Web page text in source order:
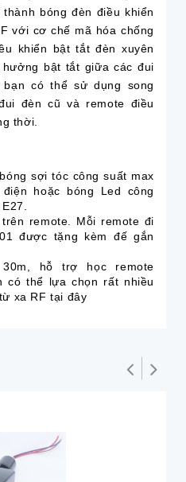
bóng đèn điều khiển
với cơ chế mã hóa chống
khiển bật tắt đèn xuyên
bật tắt giữa các đui
có thể sử dụng song
đèn cũ và remote điều
thời.
sợi tóc công suất max
hoặc bóng Led công
remote. Mỗi remote đi
được tặng kèm đế gắn
hỗ trợ học remote
có thể lựa chọn rất nhiều
xa RF tại đây